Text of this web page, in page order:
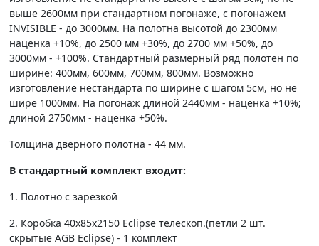
выше 2600мм при стандартном погонаже, с погонажем
INVISIBLE - до 3000мм. На полотна высотой до 2300мм
наценка +10%, до 2500 мм +30%, до 2700 мм +50%, до
3000мм - +100%. Стандартный размерный ряд полотен по
ширине: 400мм, 600мм, 700мм, 800мм. Возможно
изготовление нестандарта по ширине с шагом 5см, но не
шире 1000мм. На погонаж длиной 2440мм - наценка +10%;
длиной 2750мм - наценка +50%.
Толщина дверного полотна - 44 мм.
В стандартный комплект входит:
1. Полотно c зарезкой
2. Коробка 40х85х2150 Eclipse телескоп.(петли 2 шт.
скрытые AGB Eclipse) - 1 комплект